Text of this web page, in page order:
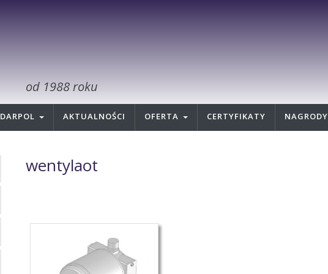
od 1988 roku
DARPOL AKTUALNOŚCI OFERTA CERTYFIKATY NAGRODY
wentylaot